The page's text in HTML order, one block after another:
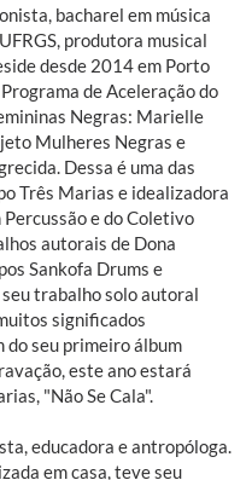
bacharel em música
produtora musical
desde 2014 em Porto
de Aceleração do
Negras: Marielle
Mulheres Negras e
Dessa é uma das
Três Marias e idealizadora
e do Coletivo
autorais de Dona
Sankofa Drums e
trabalho solo autoral
significados
do seu primeiro álbum
este ano estará
"Não Se Cala".
educadora e antropóloga.
em casa, teve seu